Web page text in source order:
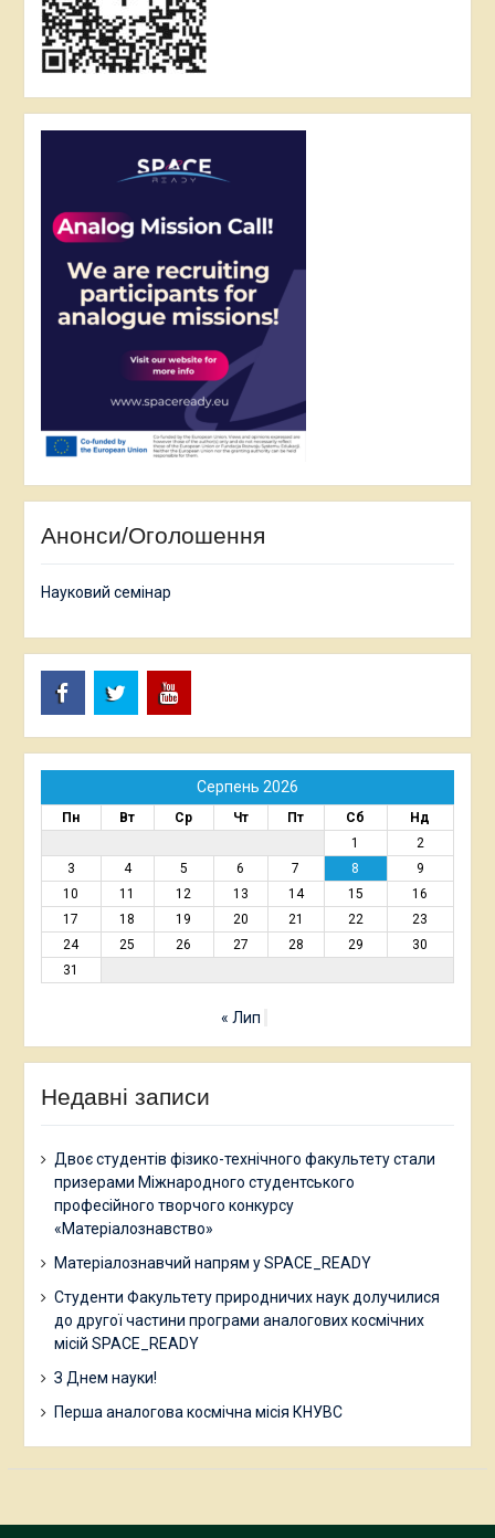
Анонси/Оголошення
Науковий семінар
Серпень 2026
Пн Вт Ср Чт Пт Сб
Нд
1
2
3
4 5 6 7 8
9
10
11 12 13 14 15
16
17
18 19 20 21 22
23
24
25 26 27 28 29
30
31
« Лип
Недавні записи
Двоє студентів фізико-технічного факультету стали
призерами Міжнародного студентського
професійного творчого конкурсу
«Матеріалознавство»
Матеріалознавчий напрям у SPACE_READY
Студенти Факультету природничих наук долучилися
до другої частини програми аналогових космічних
місій SPACE_READY
З Днем науки!
Перша аналогова космічна місія КНУВС